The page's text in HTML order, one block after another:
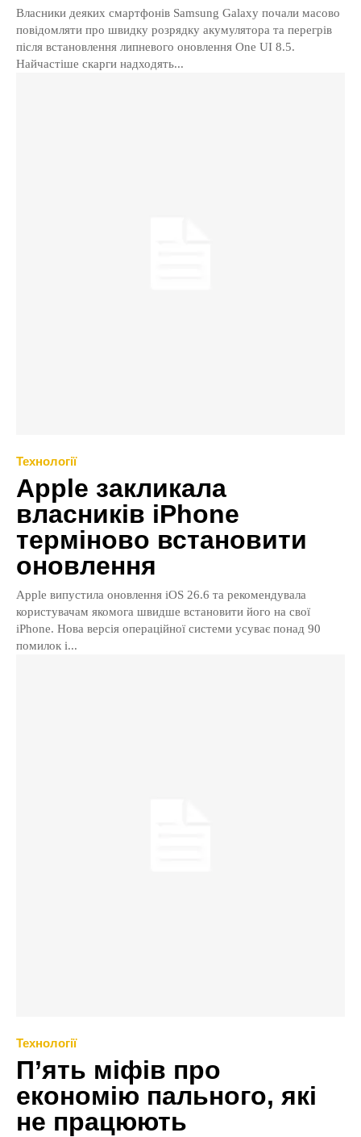
Власники деяких смартфонів Samsung Galaxy почали масово
повідомляти про швидку розрядку акумулятора та перегрів
після встановлення липневого оновлення One UI 8.5.
Найчастіше скарги надходять...
Технології
Apple закликала
власників iPhone
терміново встановити
оновлення
Apple випустила оновлення iOS 26.6 та рекомендувала
користувачам якомога швидше встановити його на свої
iPhone. Нова версія операційної системи усуває понад 90
помилок і...
Технології
П’ять міфів про
економію пального, які
не працюють